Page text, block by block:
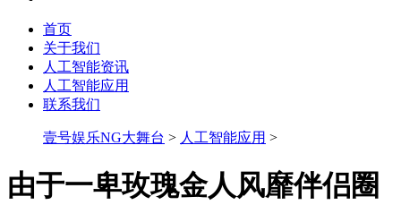
首页
关于我们
人工智能资讯
人工智能应用
联系我们
壹号娱乐NG大舞台 > 人工智能应用 >
由于一卑玫瑰金人风靡伴侣圈